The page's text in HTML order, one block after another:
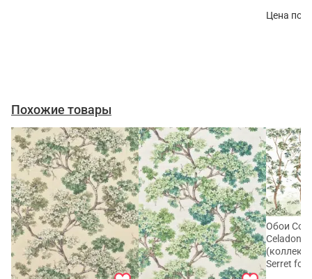
Цена по
Похожие товары
Обои
Celadon
Serret for